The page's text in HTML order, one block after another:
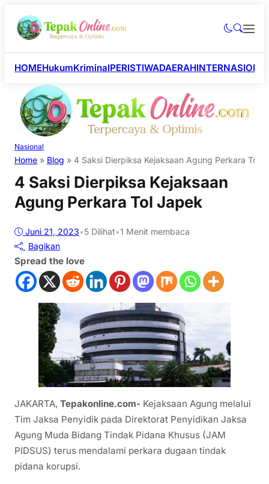
HOMEHukumKriminalPERISTIWADAERAH
Nasional
Home » Blog » 4 Saksi Dierpiksa Kejaksaan Agung Perkara Tol
4 Saksi Dierpiksa Kejaksaan
Agung Perkara Tol Japek
Juni 21, 2023•5 Dilihat•1 Menit membaca
Bagikan
Spread the love
JAKARTA, Tepakonline.com- Kejaksaan Agung melalui
Tim Jaksa Penyidik pada Direktorat Penyidikan Jaksa
Agung Muda Bidang Tindak Pidana Khusus (JAM
PIDSUS) terus mendalami perkara dugaan tindak
pidana korupsi.